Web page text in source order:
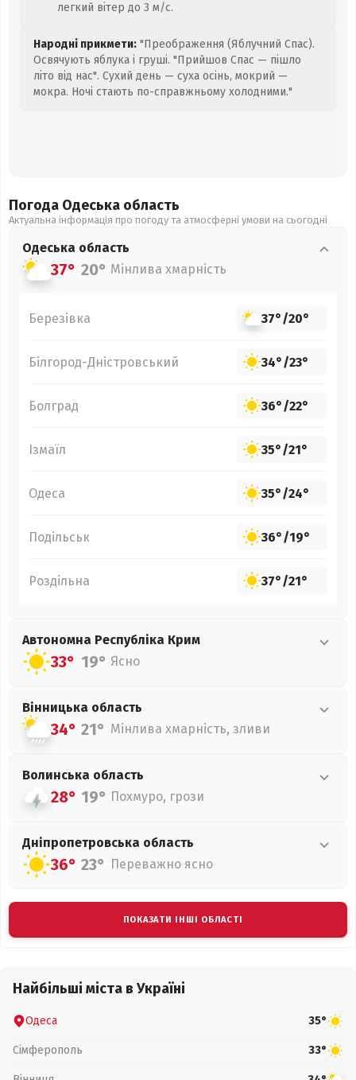
легкий вітер до 3 м/с.
Народні прикмети: "Преображення (Яблучний Спас).
Освячують яблука і груші. "Прийшов Спас — пішло
літо від нас". Сухий день — суха осінь, мокрий —
мокра. Ночі стають по-справжньому холодними."
Погода Одеська область
Актуальна інформація про погоду та атмосферні умови на сьогодні
Одеська область
37° 20° Мінлива хмарність
Березівка 37°/20°
Білгород-Дністровський 34°/23°
Болград 36°/22°
Ізмаїл 35°/21°
Одеса 35°/24°
Подільськ 36°/19°
Роздільна 37°/21°
Автономна Республіка Крим
33° 19° Ясно
Вінницька область
34° 21° Мінлива хмарність, зливи
Волинська область
28° 19° Похмуро, грози
Дніпропетровська область
36° 23° Переважно ясно
ПОКАЗАТИ ІНШІ ОБЛАСТІ
Найбільші міста в Україні
Одеса 35°
Сімферополь 33°